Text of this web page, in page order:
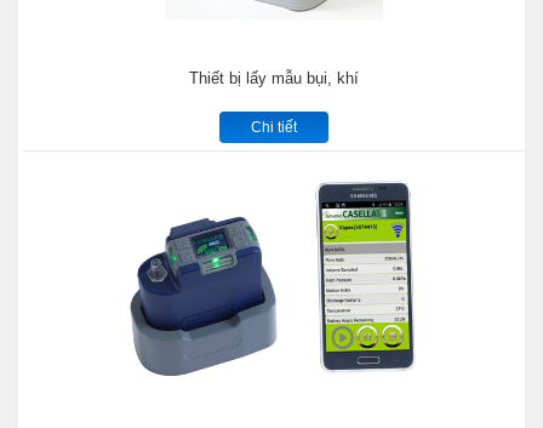
Thiết bị lấy mẫu bụi, khí
Chi tiết